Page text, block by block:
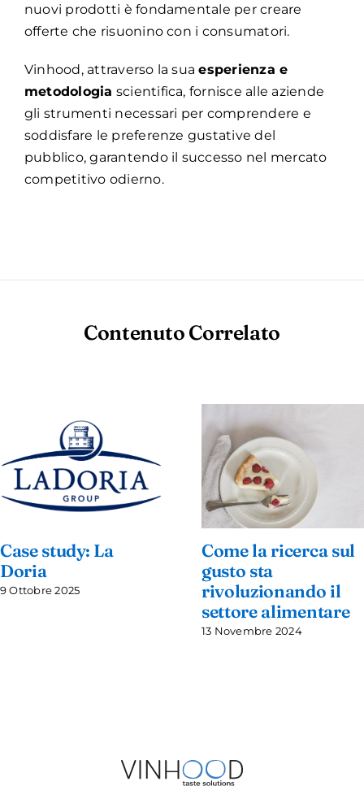
nuovi prodotti è fondamentale per creare
offerte che risuonino con i consumatori.
Vinhood, attraverso la suaesperienza e
metodologia scientifica, fornisce alle aziende
gli strumenti necessari per comprendere e
soddisfare le preferenze gustative del
pubblico, garantendo il successo nel mercato
competitivo odierno.
Contenuto Correlato
Case study: La
Doria
9 Ottobre 2025
Come la ricerca sul
gusto sta
rivoluzionando il
settore alimentare
13 Novembre 2024